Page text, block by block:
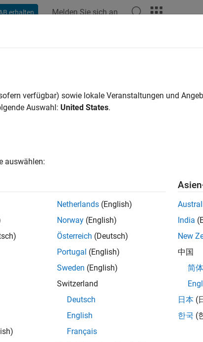
erhalten Melden Sie sich an
How useful was this information?
verfügbar) sowie lokale Veranstaltungen und
Auswahl: United States.
auswählen:
Netherlands (English)
Norway (English)
Österreich (Deutsch)
Portugal (English)
Sweden (English)
Switzerland
Deutsch
English
Français
India
New
中国
简
日本 (
한국 (